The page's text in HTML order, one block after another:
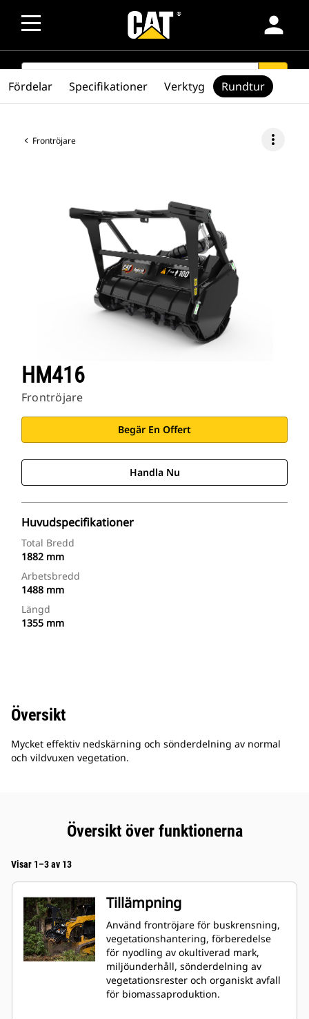
person
SEARCH search
Frontröjare more_vert
HM416
Frontröjare
Begär En Offert
Handla Nu
Huvudspecifikationer
Total Bredd
1882 mm
Arbetsbredd
1488 mm
Längd
1355 mm
Fördelar Specifikationer Verktyg Rundtur
Översikt
Mycket effektiv nedskärning och sönderdelning av normal
och vildvuxen vegetation.
Översikt över funktionerna
Visar 1–3 av 13
Tillämpning
Använd frontröjare för buskrensning,
vegetationshantering, förberedelse
för nyodling av okultiverad mark,
miljöunderhåll, sönderdelning av
vegetationsrester och organiskt avfall
för biomassaproduktion.